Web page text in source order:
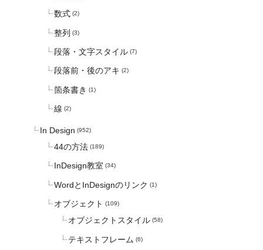
数式 (2)
整列 (3)
段落・文字スタイル (7)
段落前・後のアキ (2)
箇条書き (1)
線 (2)
In Design (952)
44の方法 (189)
InDesign教室 (34)
WordとInDesignのリンク (1)
オブジェクト (109)
オブジェクトスタイル (58)
テキストフレーム (6)